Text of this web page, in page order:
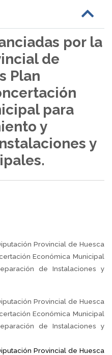
por la
de
Plan
para
y
y
Provincial de Huesca
Económica Municipal
de Instalaciones y
Provincial de Huesca
Económica Municipal
de Instalaciones y
Provincial de Huesca